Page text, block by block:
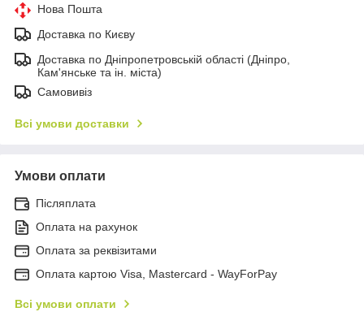
Нова Пошта
Доставка по Києву
Доставка по Дніпропетровській області (Дніпро,
Кам'янське та ін. міста)
Самовивіз
Всі умови доставки
Умови оплати
Післяплата
Оплата на рахунок
Оплата за реквізитами
Оплата картою Visa, Mastercard - WayForPay
Всі умови оплати